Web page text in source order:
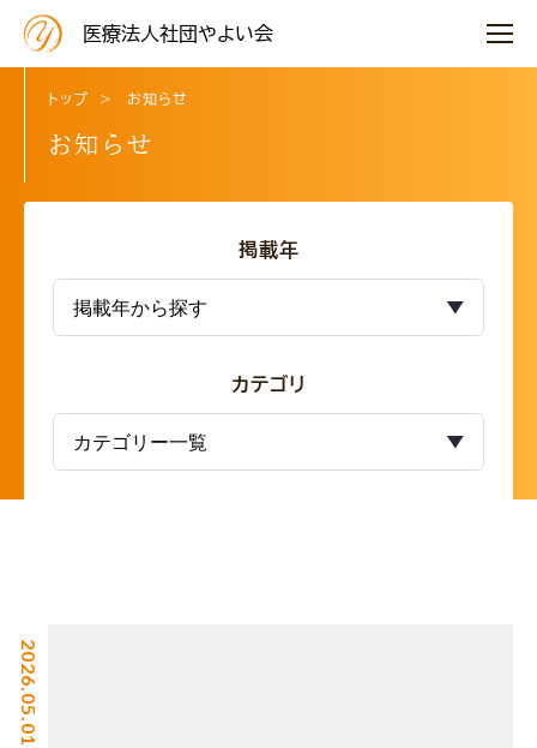
医療法人社団やよい会
トップ お知らせ
お知らせ
掲載年
カテゴリ
2026.05.01